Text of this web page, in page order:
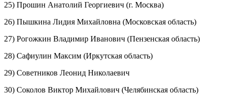
25) Прошин Анатолий Георгиевич (г. Москва)
26) Пышкина Лидия Михайловна (Московская область)
27) Рогожкин Владимир Иванович (Пензенская область)
28) Сафиулин Максим (Иркутская область)
29) Советников Леонид Николаевич
30) Соколов Виктор Михайлович (Челябинская область)